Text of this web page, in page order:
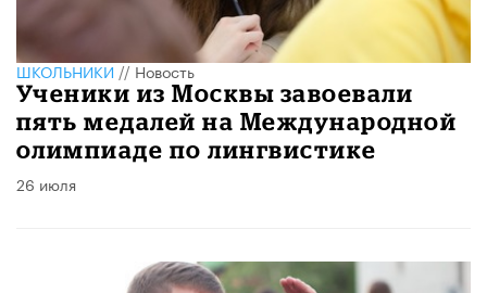
ШКОЛЬНИКИ//Новость
Ученики из Москвы завоевали
пять медалей на Международной
олимпиаде по лингвистике
26 июля